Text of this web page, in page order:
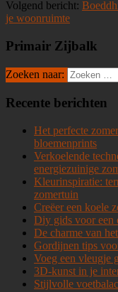
Volgend bericht:
je woonruimte
Primair Zijbalk
Zoeken naar:
Recente berichten
Het perfecte
bloemenprints
Verkoelende
energiezuinige
Kleurinspiratie:
zomertuin
Creëer een koele
Diy gids voor een
De charme van
Gordijnen tips
Voeg een vleugje
3D-kunst in je
Stijlvolle